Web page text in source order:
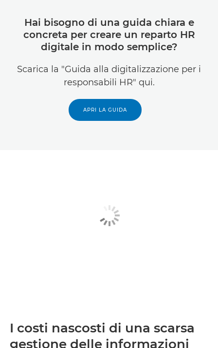
Hai bisogno di una guida chiara e
concreta per creare un reparto HR
digitale in modo semplice?
Scarica la "Guida alla digitalizzazione per i
responsabili HR" qui.
APRI LA GUIDA
I costi nascosti di una scarsa
gestione delle informazioni